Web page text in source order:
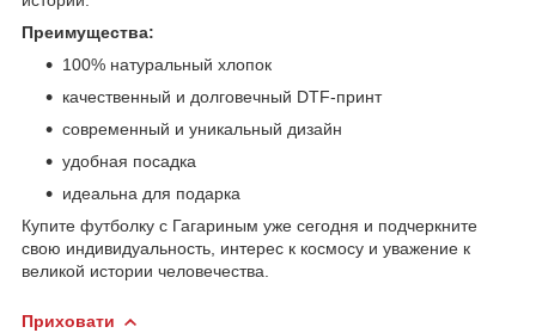
Преимущества:
100% натуральный хлопок
качественный и долговечный DTF-принт
современный и уникальный дизайн
удобная посадка
идеальна для подарка
Купите футболку с Гагариным уже сегодня и подчеркните
свою индивидуальность, интерес к космосу и уважение к
великой истории человечества.
Приховати